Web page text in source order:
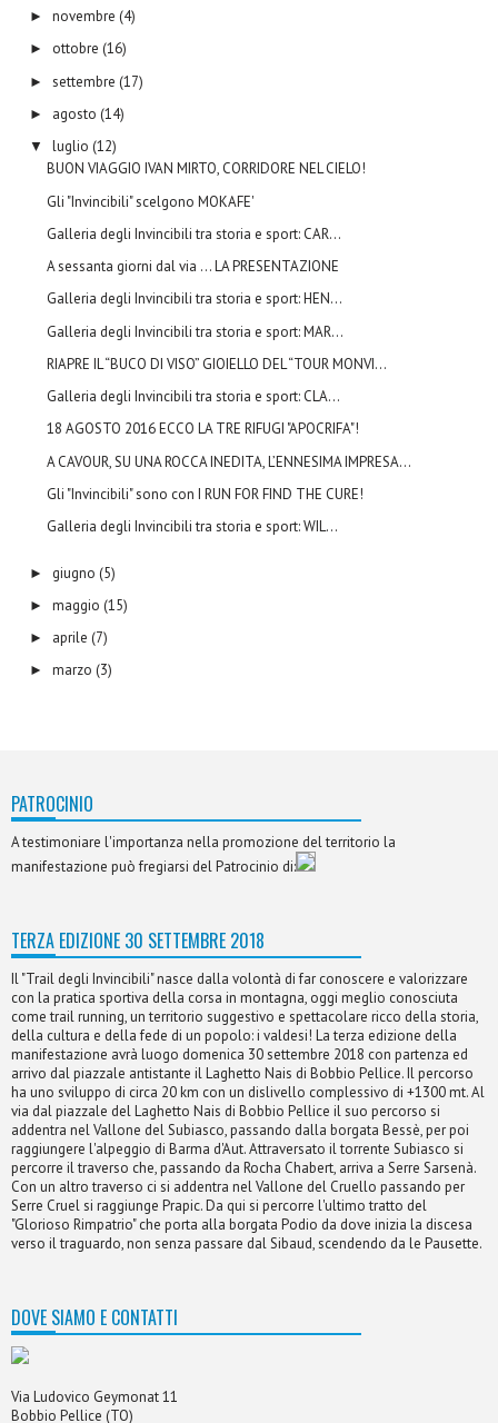
► novembre (4)
► ottobre (16)
► settembre (17)
► agosto (14)
▼ luglio (12)
BUON VIAGGIO IVAN MIRTO, CORRIDORE NEL CIELO!
Gli "Invincibili" scelgono MOKAFE'
Galleria degli Invincibili tra storia e sport: CAR...
A sessanta giorni dal via ... LA PRESENTAZIONE
Galleria degli Invincibili tra storia e sport: HEN...
Galleria degli Invincibili tra storia e sport: MAR...
RIAPRE IL “BUCO DI VISO” GIOIELLO DEL “TOUR MONVI...
Galleria degli Invincibili tra storia e sport: CLA...
18 AGOSTO 2016 ECCO LA TRE RIFUGI "APOCRIFA"!
A CAVOUR, SU UNA ROCCA INEDITA, L’ENNESIMA IMPRESA...
Gli "Invincibili" sono con I RUN FOR FIND THE CURE!
Galleria degli Invincibili tra storia e sport: WIL...
► giugno (5)
► maggio (15)
► aprile (7)
► marzo (3)
PATROCINIO
A testimoniare l'importanza nella promozione del territorio la
manifestazione può fregiarsi del Patrocinio di:
TERZA EDIZIONE 30 SETTEMBRE 2018
Il "Trail degli Invincibili" nasce dalla volontà di far conoscere e valorizzare
con la pratica sportiva della corsa in montagna, oggi meglio conosciuta
come trail running, un territorio suggestivo e spettacolare ricco della storia,
della cultura e della fede di un popolo: i valdesi! La terza edizione della
manifestazione avrà luogo domenica 30 settembre 2018 con partenza ed
arrivo dal piazzale antistante il Laghetto Nais di Bobbio Pellice. Il percorso
ha uno sviluppo di circa 20 km con un dislivello complessivo di +1300 mt. Al
via dal piazzale del Laghetto Nais di Bobbio Pellice il suo percorso si
addentra nel Vallone del Subiasco, passando dalla borgata Bessè, per poi
raggiungere l'alpeggio di Barma d'Aut. Attraversato il torrente Subiasco si
percorre il traverso che, passando da Rocha Chabert, arriva a Serre Sarsenà.
Con un altro traverso ci si addentra nel Vallone del Cruello passando per
Serre Cruel si raggiunge Prapic. Da qui si percorre l'ultimo tratto del
"Glorioso Rimpatrio" che porta alla borgata Podio da dove inizia la discesa
verso il traguardo, non senza passare dal Sibaud, scendendo da le Pausette.
DOVE SIAMO E CONTATTI
Via Ludovico Geymonat 11
Bobbio Pellice (TO)